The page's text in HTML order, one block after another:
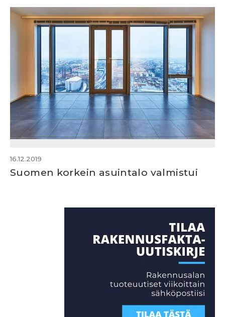
16.12.2019
Suomen korkein asuintalo valmistui